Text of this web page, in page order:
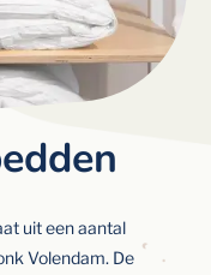
uit een aantal
Volendam. De